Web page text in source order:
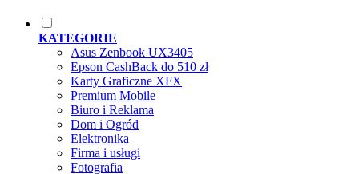
KATEGORIE
Asus Zenbook UX3405
Epson CashBack do 510 zł
Karty Graficzne XFX
Premium Mobile
Biuro i Reklama
Dom i Ogród
Elektronika
Firma i usługi
Fotografia